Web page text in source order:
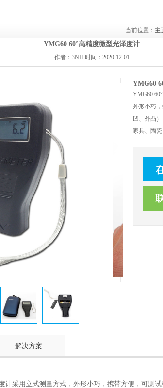
当前位置： 主
YMG60 60°高精度微型光泽度计
作者：3NH 时间：2020-12-01
YMG60
YMG60
外形小巧
凹、外凸
家具、陶
解决方案
计采用立式测量方式，外形小巧，携带方便，可测